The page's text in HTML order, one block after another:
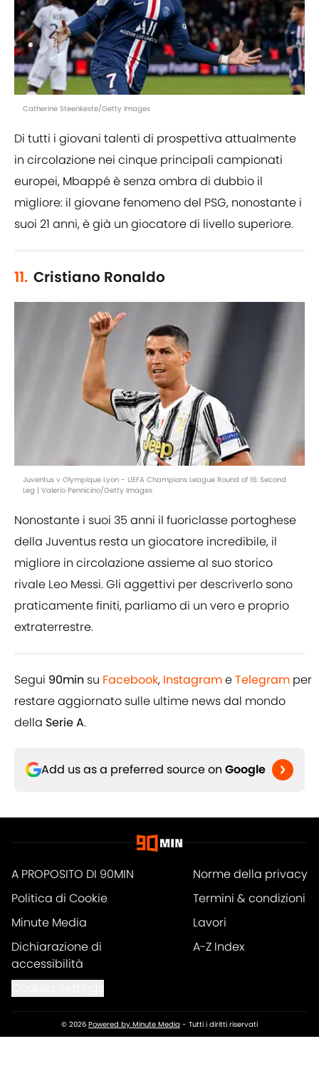
Catherine Steenkeste/Getty Images
Di tutti i giovani talenti di prospettiva attualmente
in circolazione nei cinque principali campionati
europei, Mbappé è senza ombra di dubbio il
migliore: il giovane fenomeno del PSG, nonostante i
suoi 21 anni, è già un giocatore di livello superiore.
11. Cristiano Ronaldo
Juventus v Olympique Lyon - UEFA Champions League Round of 16: Second
Leg | Valerio Pennicino/Getty Images
Nonostante i suoi 35 anni il fuoriclasse portoghese
della Juventus resta un giocatore incredibile, il
migliore in circolazione assieme al suo storico
rivale Leo Messi. Gli aggettivi per descriverlo sono
praticamente finiti, parliamo di un vero e proprio
extraterrestre.
Segui 90min su Facebook, InstagrameTelegram per
restare aggiornato sulle ultime news dal mondo
della Serie A.
Add us as a preferred source on Google
A PROPOSITO DI 90MIN
Norme della privacy
Politica di Cookie
Termini & condizioni
Minute Media
Lavori
Dichiarazione di
accessibilità
A-Z Index
© 2026 Powered by Minute Media - Tutti i diritti riservati